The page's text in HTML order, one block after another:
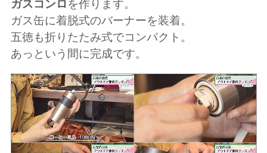
ガスコンロ を作ります。
ガス缶に着脱式のバーナーを装着。
五徳も折りたたみ式でコンパクト。
あっという間に完成です。